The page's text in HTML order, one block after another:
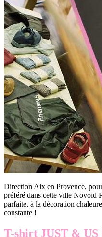
Direction Aix en Provence,
préféré dans cette ville Novoid
parfaite, à la décoration
constante !
T-shirt JUST & US